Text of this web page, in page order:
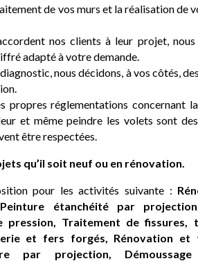
de vos murs et la réalisation de
nos clients à leur projet, nous
adapté à votre demande.
nous décidons, à vos côtés,
propres réglementations concernant
et même peindre les volets sont
être respectées.
qu’il soit neuf ou en rénovation.
pour les activités suivante :
étanchéité par
pression, Traitement de fissures,
et fers forgés, Rénovation et
par projection,